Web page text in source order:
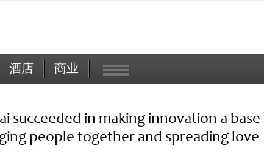
酒店 商业
succeeded in making innovation a
people together and spreading love